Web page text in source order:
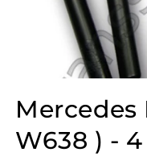
Mercedes
W638 ) -